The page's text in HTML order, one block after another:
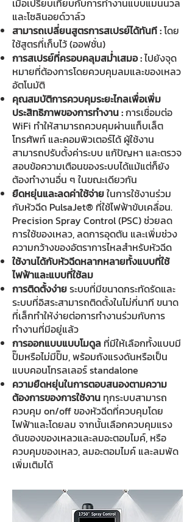
เมื่อเปรียบเทียบกับการทำงานแบบแมนนวล
และโซลินอยด์วาล์ว
สามารถเปลี่ยนสูตรการสเปรย์ได้ทันที:โดย
ใช้สูตรที่เก็บไว้ (ออฟชั่น)
การสเปรย์ที่ครอบคลุมสม่ำเสมอ :ไปยังจุด
หมายที่ต้องการโดยควบคุมลมและของเหลว
อัตโนมัติ
คุณสมบัติการควบคุมระยะไกลเพื่อเพิ่ม
ประสิทธิภาพของการทำงาน :การเชื่อมต่อ
WiFi ทำให้สามารถควบคุมผ่านแท็บเล็ต
โทรศัพท์ และคอมพิวเตอร์ได้ ผู้ใช้งาน
สามารถปรับตั้งค่าระบบ แก้ปัญหา และตรวจ
สอบข้อความเตือนของระบบได้แม้แต่ก็ยัง
ต้องทำงานอื่น ๆ ในขณะเดียวกัน
ยืดหยุ่นและลดค่าใช้จ่ายในการใช้งานร่วม
กับหัวฉีด PulsaJet® ที่ใช้ไฟฟ้าขับเคลื่อน.
Precision Spray Control (PSC) ช่วยลด
การใช้ของเหลว, ลดการอุดตัน และเพิ่มช่วง
ความกว้างของอัตราการไหลสำหรับหัวฉีด
ใช้งานได้กับหัวฉีดหลากหลายทั้งแบบที่ใช้
ไฟฟ้าและแบบที่ใช้ลม
การติดตั้งง่ายระบบที่มีขนาดกระทัดรัดและ
ระบบที่อิสระสามารถติดตั้งในไม่กี่นาที ขนาด
ที่เล็กทำให้ง่ายต่อการทำงานร่วมกับการ
ทำงานที่มีอยู่แล้ว
การออกแบบแบบโมดูล ที่มีให้เลือกทั้งแบบมี
ปั๊มหรือไม่มีปั๊ม, พร้อมถังแรงดันหรือเป็น
แบบคอนโทรลเลอร์ standalone
ความยืดหยุ่นในการตอบสนองตามความ
ต้องการของการใช้งาน ทุกระบบสามารถ
ควบคุม on/off ของหัวฉีดที่ควบคุมโดย
ไฟฟ้าและโดยลม จากนั้นเลือกควบคุมแรง
ดันของของเหลวและลมอะตอมไมค์, หรือ
ควบคุมของเหลว, ลมอะตอมไมค์ และลมพัด
เพิ่มเติมได้